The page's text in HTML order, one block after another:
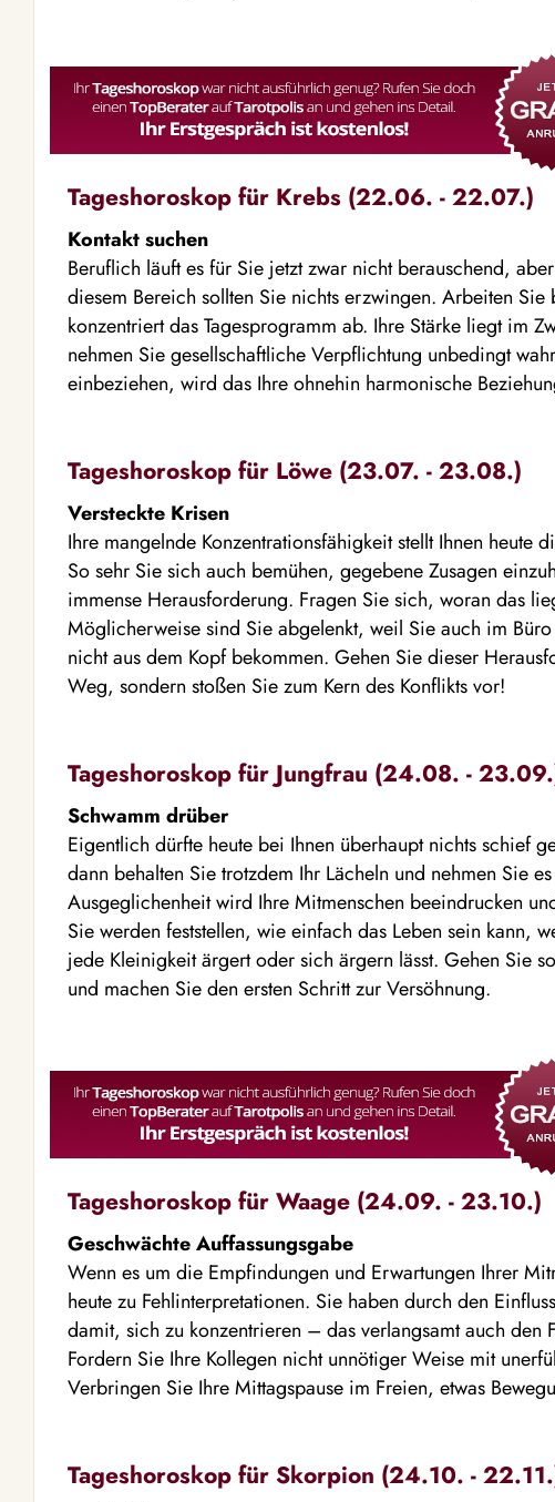
Tageshoroskop für Krebs (22.06. - 22.07.)
Kontakt suchen
Beruflich läuft es für Sie jetzt zwar nicht berauschend,
diesem Bereich sollten Sie nichts erzwingen. Arbeiten Sie
konzentriert das Tagesprogramm ab. Ihre Stärke liegt im
nehmen Sie gesellschaftliche Verpflichtung unbedingt
einbeziehen, wird das Ihre ohnehin harmonische
Tageshoroskop für Löwe (23.07. - 23.08.)
Versteckte Krisen
Ihre mangelnde Konzentrationsfähigkeit stellt Ihnen heute
So sehr Sie sich auch bemühen, gegebene Zusagen
immense Herausforderung. Fragen Sie sich, woran das
Möglicherweise sind Sie abgelenkt, weil Sie auch im
nicht aus dem Kopf bekommen. Gehen Sie dieser
Weg, sondern stoßen Sie zum Kern des Konflikts vor!
Tageshoroskop für Jungfrau (24.08. -
Schwamm drüber
Eigentlich dürfte heute bei Ihnen überhaupt nichts schief
dann behalten Sie trotzdem Ihr Lächeln und nehmen Sie
Ausgeglichenheit wird Ihre Mitmenschen beeindrucken
Sie werden feststellen, wie einfach das Leben sein kann,
jede Kleinigkeit ärgert oder sich ärgern lässt. Gehen Sie
und machen Sie den ersten Schritt zur Versöhnung.
Tageshoroskop für Waage (24.09. - 23.10.)
Geschwächte Auffassungsgabe
Wenn es um die Empfindungen und Erwartungen Ihrer
heute zu Fehlinterpretationen. Sie haben durch den
damit, sich zu konzentrieren – das verlangsamt auch den
Fordern Sie Ihre Kollegen nicht unnötiger Weise mit
Verbringen Sie Ihre Mittagspause im Freien, etwas
Tageshoroskop für Skorpion (24.10. -